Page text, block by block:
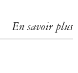
En savoir plus